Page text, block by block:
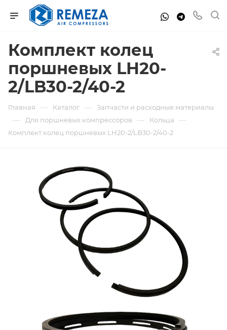
Комплект колец
поршневых LH20-
2/LB30-2/40-2
Главная — Каталог — Запчасти и расходные материалы
— Для поршневых компрессоров — Кольца —
Комплект колец поршневых LH20-2/LB30-2/40-2